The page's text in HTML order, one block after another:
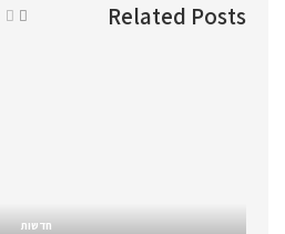
Related Posts
חדשות